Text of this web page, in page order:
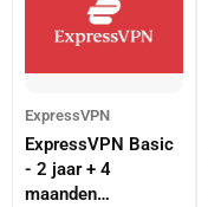
ExpressVPN
ExpressVPN Basic
- 2 jaar + 4
maanden